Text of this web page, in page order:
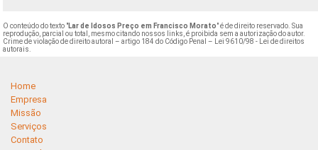
O conteúdo do texto "Lar de Idosos Preço em Francisco Morato" é de direito reservado. Sua
reprodução, parcial ou total, mesmo citando nossos links, é proibida sem a autorização do autor.
Crime de violação de direito autoral – artigo 184 do Código Penal –
Lei 9610/98 - Lei de direitos
autorais
Home
Empresa
Missão
Serviços
Contato